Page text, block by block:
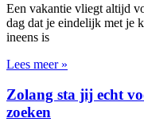
Een vakantie vliegt altijd
dag dat je eindelijk met je
ineens is
Lees meer »
Zolang sta jij echt
zoeken